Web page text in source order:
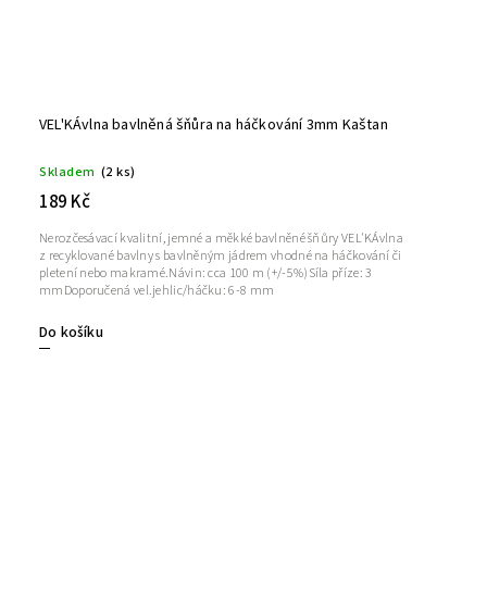
VEL'KÁvlna bavlněná šňůra na háčkování 3mm Kaštan
Skladem (2 ks)
189 Kč
Do košíku
Nerozčesávací kvalitní, jemné a měkké bavlněné šňůry VEL'KÁvlna
z recyklované bavlny s bavlněným jádrem vhodné na háčkování či
pletení nebo makramé.Návin: cca 100 m (+/-5%)Síla příze: 3
mmDoporučená vel.jehlic/háčku: 6-8 mm